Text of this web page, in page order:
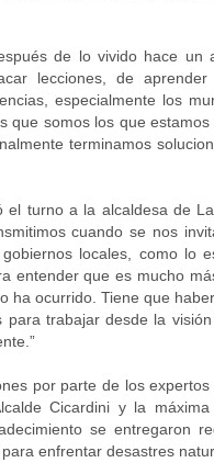
de lo vivido hace un
lecciones, de
especialmente los
que somos los que
terminamos
turno a la alcaldesa de
cuando se nos
locales, como lo
entender que es mucho
ha ocurrido. Tiene que
trabajar desde la
por parte de los
Cicardini y la máxima
se entregaron
enfrentar desastres